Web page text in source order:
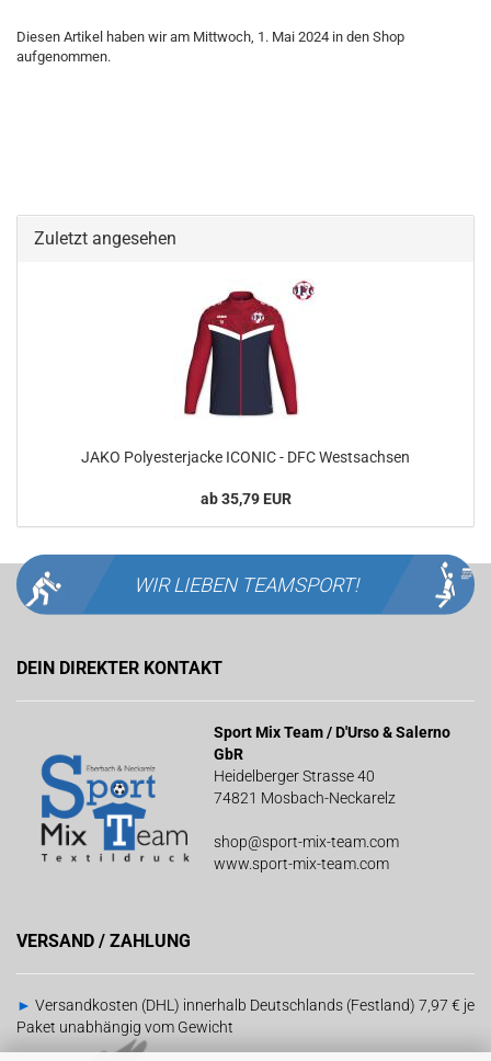
Diesen Artikel haben wir am Mittwoch, 1. Mai 2024 in den Shop
aufgenommen.
Zuletzt angesehen
JAKO Polyesterjacke ICONIC - DFC Westsachsen
ab 35,79 EUR
WIR LIEBEN TEAMSPORT!
DEIN DIREKTER KONTAKT
Sport Mix Team / D'Urso & Salerno
GbR
Heidelberger Strasse 40
74821 Mosbach-Neckarelz
shop@sport-mix-team.com
www.sport-mix-team.com
VERSAND / ZAHLUNG
► Versandkosten (DHL) innerhalb Deutschlands (Festland) 7,97 € je
Paket unabhängig vom Gewicht